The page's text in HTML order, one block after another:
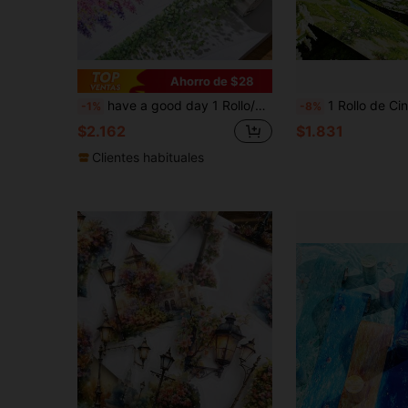
Ahorro de $28
-1% have a good day 1 Rollo/6 Rollos de 78.74 Pulgadas (200cm) Pegatinas con Tema Floral de Enredadera, Paquete de Rollos, Adecuado para Decoración de Álbumes de Recortes, Diario Personalizado, Álbum de Recortes Estético, Álbum de Arte, Creación de Tarjetas de Collage DIY, Suministros de Oficina y Escuela, Esencial para Regreso a Clases
$2.162
Clientes habituales
-8% 1 Rollo de Cinta Washi Serie Verde, Cinta Decorativa PET Paisaje Primaveral Verde, Adecuada para Decorar Tarjetas, Marcos de Fotos, Computadoras, Fundas de
$1.831